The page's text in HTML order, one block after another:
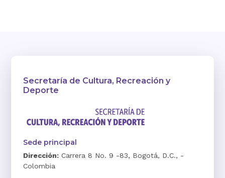
Secretaría de Cultura, Recreación y
Deporte
Sede principal
Dirección: Carrera 8 No. 9 -83, Bogotá, D.C., -
Colombia